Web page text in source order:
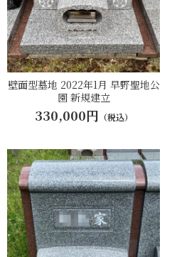
壁面型墓地 2022年1月 早野聖地公
園 新規建立
330,000円 （税込）